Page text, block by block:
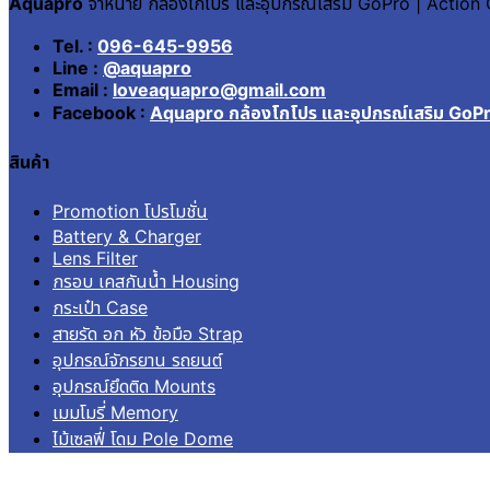
Tel. : 096-645-9956
Line : @aquapro
Email : loveaquapro@gmail.com
Facebook : Aquapro กล้องโกโปร และอุปกรณ์เสริม
สินค้า
Promotion โปรโมชั่น
Battery & Charger
Lens Filter
กรอบ เคสกันน้ำ Housing
กระเป๋า Case
สายรัด อก หัว ข้อมือ Strap
อุปกรณ์จักรยาน รถยนต์
อุปกรณ์ยึดติด Mounts
เมมโมรี่ Memory
ไม้เซลฟี่ โดม Pole Dome